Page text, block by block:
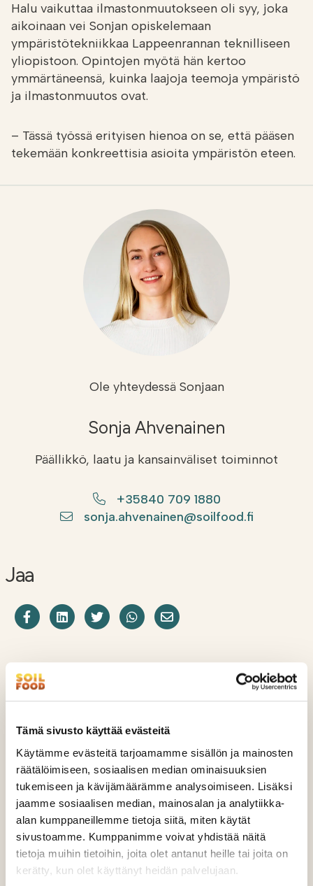
Tämä sivusto käyttää evästeitä
Käytämme evästeitä tarjoamamme sisällön ja mainosten
räätälöimiseen, sosiaalisen median ominaisuuksien
tukemiseen ja kävijämäärämme analysoimiseen. Lisäksi
jaamme sosiaalisen median, mainosalan ja analytiikka-
alan kumppaneillemme tietoja siitä, miten käytät
sivustoamme. Kumppanimme voivat yhdistää näitä
tietoja muihin tietoihin, joita olet antanut heille tai joita on
kerätty, kun olet käyttänyt heidän palvelujaan.
Halu vaikuttaa ilmastonmuutokseen oli syy, joka
aikoinaan vei Sonjan opiskelemaan
ympäristötekniikkaa Lappeenrannan teknilliseen
yliopistoon. Opintojen myötä hän kertoo
ymmärtäneensä, kuinka laajoja teemoja ympäristö
ja ilmastonmuutos ovat.
­– Tässä työssä erityisen hienoa on se, että pääsen
tekemään konkreettisia asioita ympäristön eteen.
Ole yhteydessä Sonjaan
Sonja Ahvenainen
Päällikkö, laatu ja kansainväliset toiminnot
+35840 709 1880
sonja.ahvenainen@soilfood.fi
Jaa
Jaa Facebookissa
Share on LinkedIn
Jaa Twitterissä
Jaa WhatsAppissa